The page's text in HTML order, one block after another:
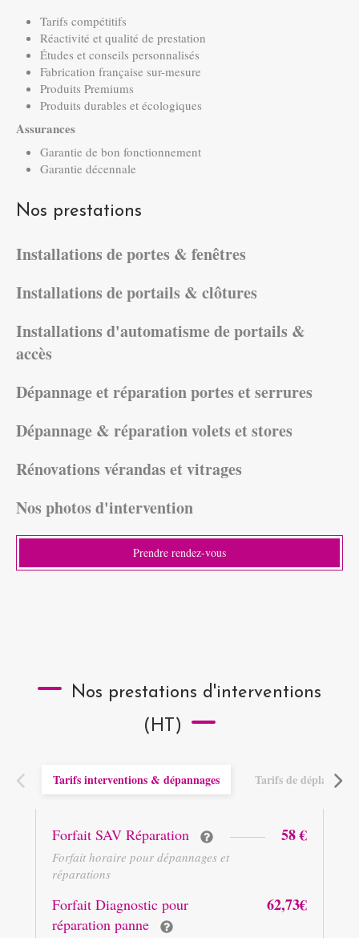
Tarifs compétitifs
Réactivité et qualité de prestation
Études et conseils personnalisés
Fabrication française sur-mesure
Produits Premiums
Produits durables et écologiques
Assurances
Garantie de bon fonctionnement
Garantie décennale
Nos prestations
Installations de portes & fenêtres
Installations de portails & clôtures
Installations d'automatisme de portails &
accès
Dépannage et réparation portes et serrures
Dépannage & réparation volets et stores
Rénovations vérandas et vitrages
Nos photos d'intervention
Prendre rendez-vous
Nos prestations d'interventions
(HT)
Tarifs interventions & dépannages Tarifs de
58 €
Forfait SAV Réparation
Forfait horaire pour dépannages et
réparations
62,73€
Forfait Diagnostic pour
réparation panne